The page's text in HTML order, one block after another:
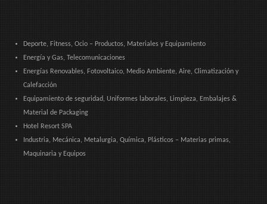
Deporte, Fitness, Ocio – Productos, Materiales y Equipamiento
Energía y Gas, Telecomunicaciones
Energías Renovables, Fotovoltaico, Medio Ambiente, Aire, Climatización y
Calefacción
Equipamiento de seguridad, Uniformes laborales, Limpieza, Embalajes &
Material de Packaging
Hotel Resort SPA
Industria, Mecánica, Metalurgia, Química, Plásticos – Materias primas,
Maquinaria y Equipos